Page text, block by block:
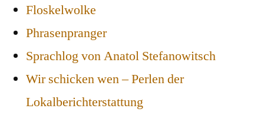
Floskelwolke
Phrasenpranger
Sprachlog von Anatol Stefanowitsch
Wir schicken wen – Perlen der
Lokalberichterstattung